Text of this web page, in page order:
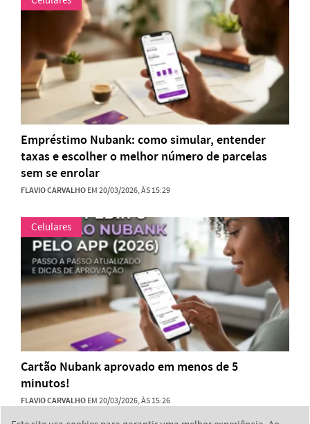
Empréstimo Nubank: como simular, entender
taxas e escolher o melhor número de parcelas
sem se enrolar
FLAVIO CARVALHOEM 20/03/2026, ÀS 15:29
Celulares
Cartão Nubank aprovado em menos de 5
minutos!
FLAVIO CARVALHOEM 20/03/2026, ÀS 15:26